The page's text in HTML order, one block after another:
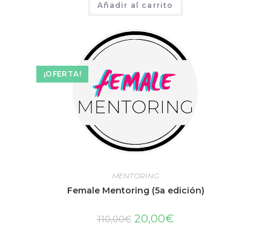
Añadir al carrito
¡OFERTA!
MENTORING
Female Mentoring (5a edición)
110,00€ 20,00€